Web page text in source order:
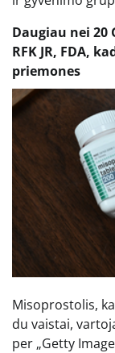
Daugiau nei 20
RFK JR, FDA,
priemones
Misoprostolis,
du vaistai,
per „Getty